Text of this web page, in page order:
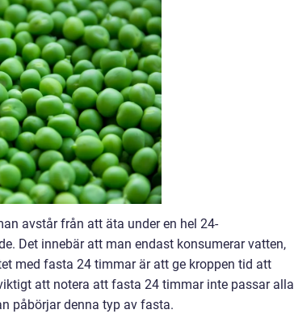
avstår från att äta under en hel 24-
Det innebär att man endast konsumerar vatten,
med fasta 24 timmar är att ge kroppen tid att
att notera att fasta 24 timmar inte passar alla
påbörjar denna typ av fasta.